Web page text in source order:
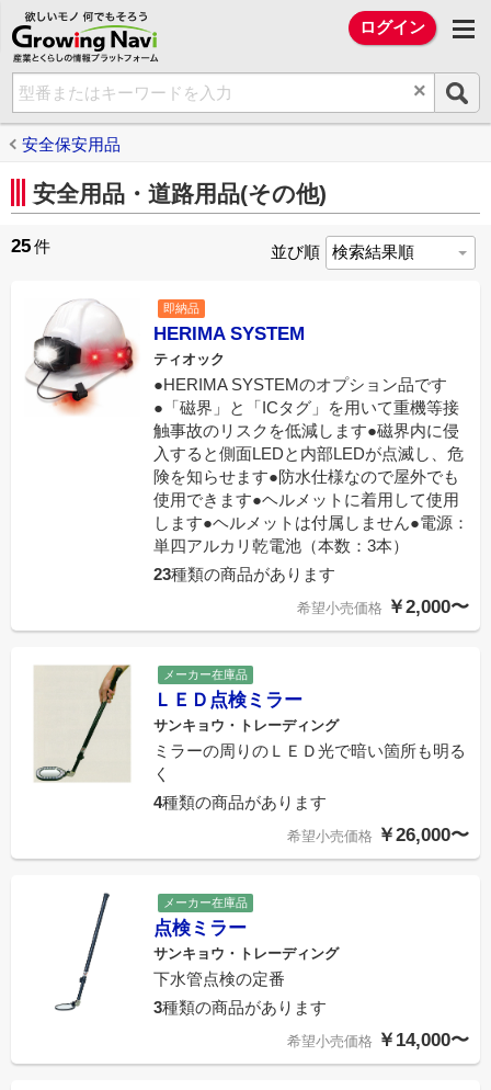
欲しいモノ 何でもそろう Growing Navi（
ログイン
×
安全保安用品
安全用品・道路用品(その他)
25件 並び順
即納品
HERIMA SYSTEM
ティオック
●HERIMA SYSTEMのオプション品です
●「磁界」と「ICタグ」を用いて重機等接
触事故のリスクを低減します●磁界内に侵
入すると側面LEDと内部LEDが点滅し、危
険を知らせます●防水仕様なので屋外でも
使用できます●ヘルメットに着用して使用
します●ヘルメットは付属しません●電源：
単四アルカリ乾電池（本数：3本）
23種類の商品があります
希望小売価格 ￥2,000〜
メーカー在庫品
ＬＥＤ点検ミラー
サンキョウ・トレーディング
ミラーの周りのＬＥＤ光で暗い箇所も明る
く
4種類の商品があります
希望小売価格 ￥26,000〜
メーカー在庫品
点検ミラー
サンキョウ・トレーディング
下水管点検の定番
3種類の商品があります
希望小売価格 ￥14,000〜